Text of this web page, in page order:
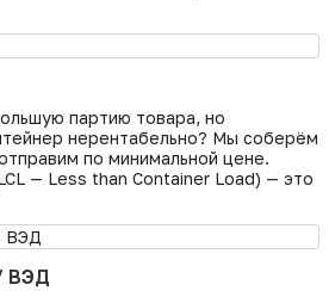
дату, а не «как
партию товара, но
нерентабельно? Мы соберём
по минимальной цене.
— Less than Container Load) — это
и консолидирует их на
ВЭД